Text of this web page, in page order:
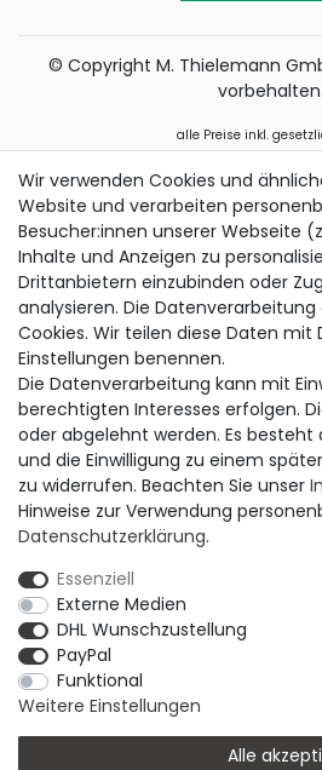
© Copyright M. Thielemann
vorbehalten.
alle Preise inkl.
Wir verwenden Cookies und
Website und verarbeiten
Besucher:innen unserer Webseite
Inhalte und Anzeigen zu
Drittanbietern einzubinden oder
analysieren. Die
Cookies. Wir teilen diese Daten mit
Einstellungen benennen.
Die Datenverarbeitung kann mit
berechtigten Interesses erfolgen.
oder abgelehnt werden. Es besteht
und die Einwilligung zu einem
zu widerrufen. Beachten Sie unser
Hinweise zur Verwendung
Daten­schutz­erklärung.
Essenziell
Externe Medien
DHL Wunschzustellung
PayPal
Funktional
Weitere Einstellungen
Alle